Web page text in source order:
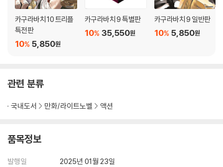
카구라바치 10 트리플
특전판
5,850원
10%
카구라바치 9 특별판
35,550원
10%
카구라바치 9 일반판
5,850원
10%
관련 분류
국내도서 만화/라이트노벨 액션
품목정보
발행일
2025년 01월 23일